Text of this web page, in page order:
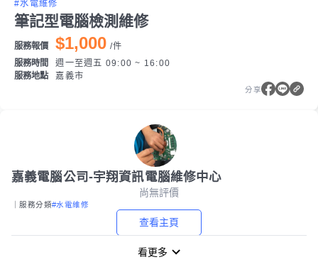
#水電維修
筆記型電腦檢測維修
服務報價 $1,000 /件
服務時間
週一至週五 09:00 ~ 16:00
服務地點
嘉義市
分享
嘉義電腦公司-宇翔資訊電腦維修中心
尚無評價
｜服務分類#水電維修
查看主頁
看更多